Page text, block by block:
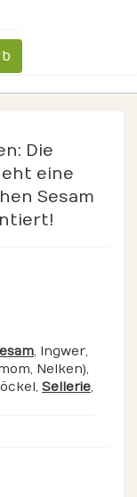
Die
eine
Sesam
, Ingwer,
Nelken),
Sellerie,